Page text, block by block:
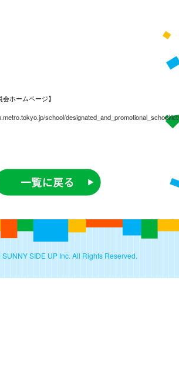
会ホームページ】
school/designated_and_promotional_school/
SIDE UP Inc. All Rights Reserved.